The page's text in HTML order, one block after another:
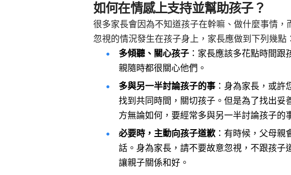
如何在情感上支持並幫助孩子？
很多家長會因為不知道孩子在幹嘛、做什麼事情
忽視的情況發生在孩子身上，家長應做到下列幾點
多傾聽、關心孩子 ：家長應該多花點時間
親隨時都很關心他們。
多與另一半討論孩子的事 ：身為家長，或
找到共同時間，關切孩子。但是為了找出妥
方無論如何，要經常多與另一半討論孩子的
必要時，主動向孩子道歉 ：有時候，父母
話。身為家長，請不要故意忽視，不跟孩子
讓親子關係和好。